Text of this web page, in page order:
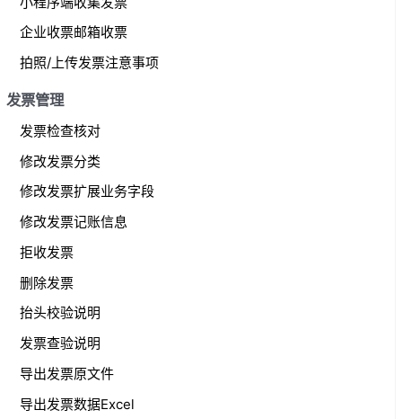
企业收票邮箱收票
拍照/上传发票注意事项
发票管理
发票检查核对
修改发票分类
修改发票扩展业务字段
修改发票记账信息
拒收发票
删除发票
抬头校验说明
发票查验说明
导出发票原文件
导出发票数据Excel